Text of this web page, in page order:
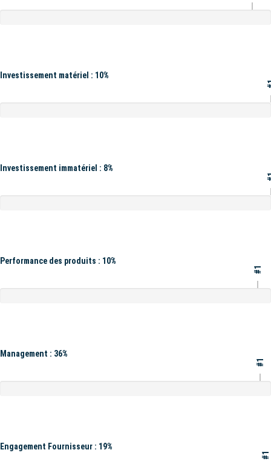
Investissement matériel : 10%
Investissement immatériel : 8%
Performance des produits : 10%
#1
Management : 36%
#1
Engagement Fournisseur : 19%
#1